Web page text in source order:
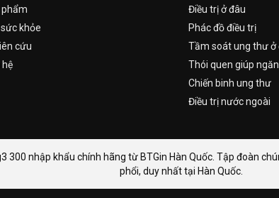
khỏe
cứu
hệ
Điều trị ở đâu
Phác đồ điều trị
Tầm soát ung thư ở
Thói quen giúp
Chiến binh ung thư
Điều trị nước ngoài
300 nhập khẩu chính hãng từ BTGin Hàn Quốc. Tập đoàn
phổi, duy nhất tại Hàn Quốc.